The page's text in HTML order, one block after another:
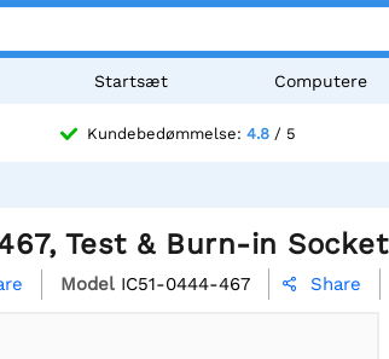
Startsæt Computere
Kundebedømmelse: 4.8 / 5
Test & Burn-in Socket
Model IC51-0444-467  Share